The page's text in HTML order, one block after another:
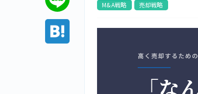
M&A戦略 売却戦略